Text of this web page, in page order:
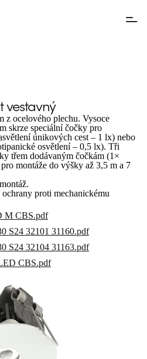
vestavný
z ocelového plechu. Vysoce
skrze speciální čočky pro
únikových cest – 1 lx) nebo
osvětlení – 0,5 lx). Tři
třem dodávaným čočkám (1×
montáže do výšky až 3,5 m a 7
proti mechanickému
M CBS.pdf
S24 32101 31160.pdf
S24 32104 31163.pdf
CBS.pdf